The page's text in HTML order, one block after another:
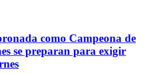
como Campeona de
se preparan para exigir